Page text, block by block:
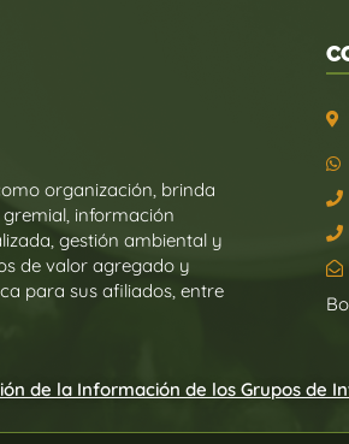
organización, brinda
información
gestión ambiental y
de valor agregado y
para sus afiliados, entre
de la Información de los Grupos de